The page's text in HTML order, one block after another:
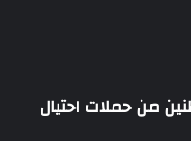
من حملات احتيال